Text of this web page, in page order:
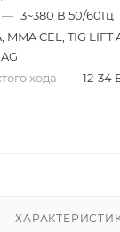
— 3~380 В 50/60Гц
MMA CEL, TIG LIFT
хода — 12-34